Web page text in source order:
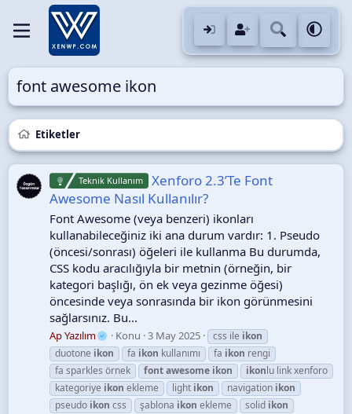
font awesome ikon
Etiketler
Teknik Kullanım
Xenforo 2.3’Te Font
Awesome Nasıl Kullanılır?
Font Awesome (veya benzeri) ikonları
kullanabileceğiniz iki ana durum vardır: 1. Pseudo
(öncesi/sonrası) öğeleri ile kullanma Bu durumda,
CSS kodu aracılığıyla bir metnin (örneğin, bir
kategori başlığı, ön ek veya gezinme öğesi)
öncesinde veya sonrasında bir ikon görünmesini
sağlarsınız. Bu...
Ap Yazılım Konu 3 May 2025 css ile ikon
duotone ikon fa ikon kullanımı fa ikon rengi
fa sparkles örnek
fontawesome ikon ikonlu link xenforo
kategoriye ikon ekleme light ikon navigation ikon
pseudo ikon css şablona ikon ekleme solid ikon